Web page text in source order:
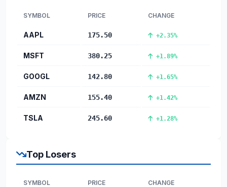
SYMBOL PRICE CHANGE
AAPL 175.50 +2.35%
MSFT 380.25 +1.89%
GOOGL 142.80 +1.65%
AMZN 155.40 +1.42%
TSLA 245.60 +1.28%
Top Losers
SYMBOL PRICE CHANGE